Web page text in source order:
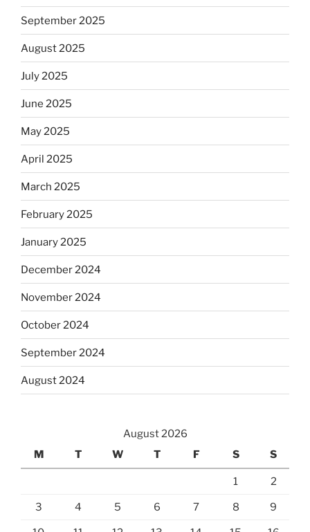
September 2025
August 2025
July 2025
June 2025
May 2025
April 2025
March 2025
February 2025
January 2025
December 2024
November 2024
October 2024
September 2024
August 2024
August 2026
M
T W T F S S
1 2
3 4 5 6 7 8 9